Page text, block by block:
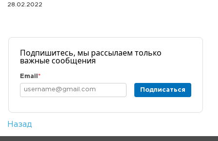
28.02.2022
Подпишитесь, мы рассылаем только
важные сообщения
Email *
Подписаться
Назад